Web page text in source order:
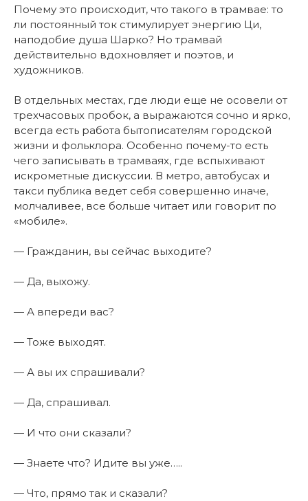
Почему это происходит, что такого в трамвае: то
ли постоянный ток стимулирует энергию Ци,
наподобие душа Шарко? Но трамвай
действительно вдохновляет и поэтов, и
художников.
В отдельных местах, где люди еще не осовели от
трехчасовых пробок, а выражаются сочно и ярко,
всегда есть работа бытописателям городской
жизни и фольклора. Особенно почему-то есть
чего записывать в трамваях, где вспыхивают
искрометные дискуссии. В метро, автобусах и
такси публика ведет себя совершенно иначе,
молчаливее, все больше читает или говорит по
«мобиле».
— Гражданин, вы сейчас выходите?
— Да, выхожу.
— А впереди вас?
— Тоже выходят.
— А вы их спрашивали?
— Да, спрашивал.
— И что они сказали?
— Знаете что? Идите вы уже…..
— Что, прямо так и сказали?